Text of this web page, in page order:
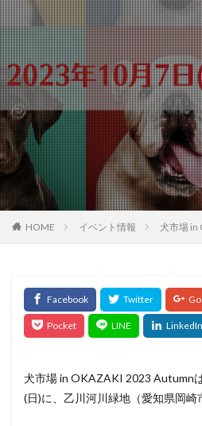
HOME イベント情報 犬市場 in
犬市場 in OKAZAKI 2023 Autumn
(日)に、乙川河川緑地（愛知県岡崎